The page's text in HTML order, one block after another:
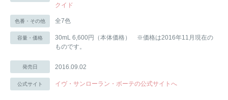
クイド
色番・その他 全7色
容量・価格
30mL 6,600円（本体価格） ※価格は2016年11月現在の
ものです。
発売日 2016.09.02
公式サイト イヴ・サンローラン・ボーテの公式サイトへ